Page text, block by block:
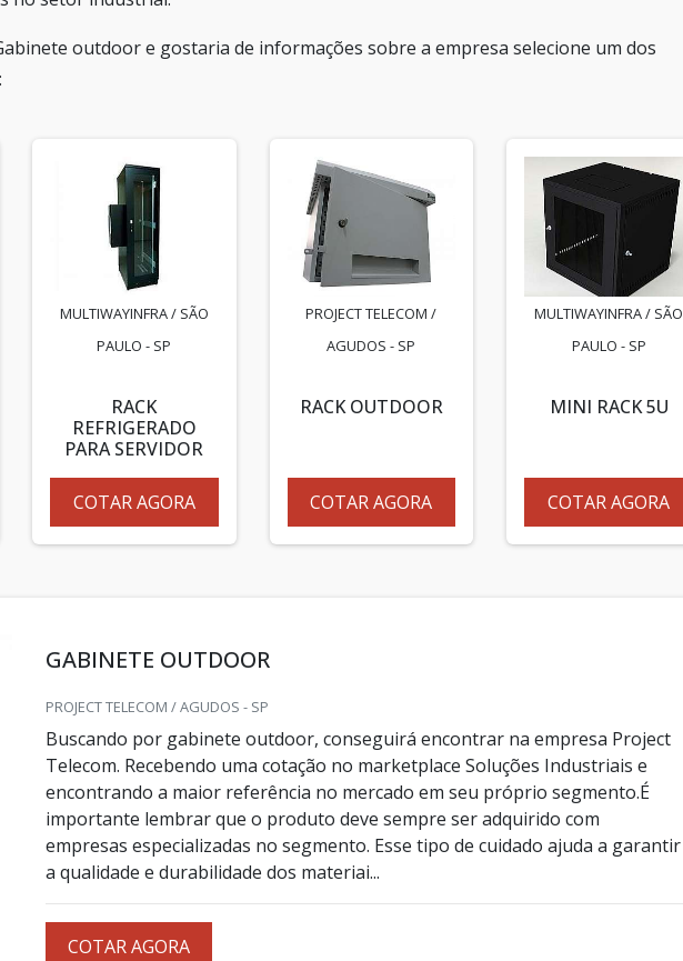
outdoor e gostaria de informações sobre a empresa selecione um dos
MULTIWAYINFRA / SÃO
PAULO - SP
RACK
REFRIGERADO
PARA SERVIDOR
COTAR AGORA
PROJECT TELECOM /
AGUDOS - SP
RACK OUTDOOR
COTAR AGORA
MULTIWAYINFRA / SÃO
PAULO - SP
MINI RACK 5U
COTAR AGORA
GABINETE OUTDOOR
PROJECT TELECOM / AGUDOS - SP
Buscando por gabinete outdoor, conseguirá encontrar na empresa Project
Telecom. Recebendo uma cotação no marketplace Soluções Industriais e
encontrando a maior referência no mercado em seu próprio segmento.É
importante lembrar que o produto deve sempre ser adquirido com
empresas especializadas no segmento. Esse tipo de cuidado ajuda a garantir
a qualidade e durabilidade dos materiai...
COTAR AGORA